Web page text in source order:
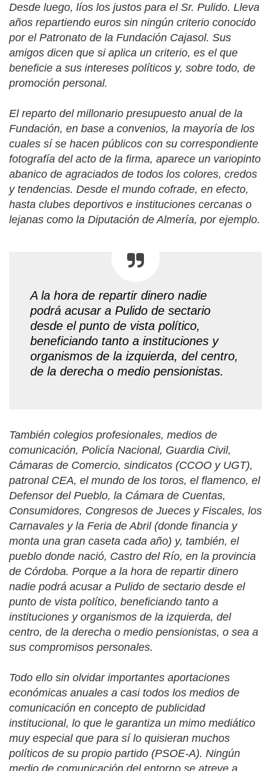
Desde luego, líos los justos para el Sr. Pulido. Lleva
años repartiendo euros sin ningún criterio conocido
por el Patronato de la Fundación Cajasol. Sus
amigos dicen que si aplica un criterio, es el que
beneficie a sus intereses políticos y, sobre todo, de
promoción personal.
El reparto del millonario presupuesto anual de la
Fundación, en base a convenios, la mayoría de los
cuales sí se hacen públicos con su correspondiente
fotografía del acto de la firma, aparece un variopinto
abanico de agraciados de todos los colores, credos
y tendencias. Desde el mundo cofrade, en efecto,
hasta clubes deportivos e instituciones cercanas o
lejanas como la Diputación de Almería, por ejemplo.
A la hora de repartir dinero nadie
podrá acusar a Pulido de sectario
desde el punto de vista político,
beneficiando tanto a instituciones y
organismos de la izquierda, del centro,
de la derecha o medio pensionistas.
También colegios profesionales, medios de
comunicación, Policía Nacional, Guardia Civil,
Cámaras de Comercio, sindicatos (CCOO y UGT),
patronal CEA, el mundo de los toros, el flamenco, el
Defensor del Pueblo, la Cámara de Cuentas,
Consumidores, Congresos de Jueces y Fiscales, los
Carnavales y la Feria de Abril (donde financia y
monta una gran caseta cada año) y, también, el
pueblo donde nació, Castro del Río, en la provincia
de Córdoba. Porque a la hora de repartir dinero
nadie podrá acusar a Pulido de sectario desde el
punto de vista político, beneficiando tanto a
instituciones y organismos de la izquierda, del
centro, de la derecha o medio pensionistas, o sea a
sus compromisos personales.
Todo ello sin olvidar importantes aportaciones
económicas anuales a casi todos los medios de
comunicación en concepto de publicidad
institucional, lo que le garantiza un mimo mediático
muy especial que para sí lo quisieran muchos
políticos de su propio partido (PSOE-A). Ningún